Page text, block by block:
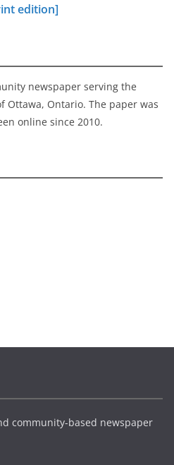
edition]
newspaper serving the
Ottawa, Ontario. The paper was
online since 2010.
community-based newspaper